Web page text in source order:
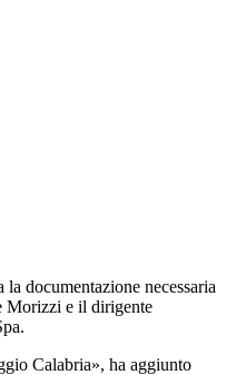
la documentazione necessaria
Morizzi e il dirigente
Calabria», ha aggiunto